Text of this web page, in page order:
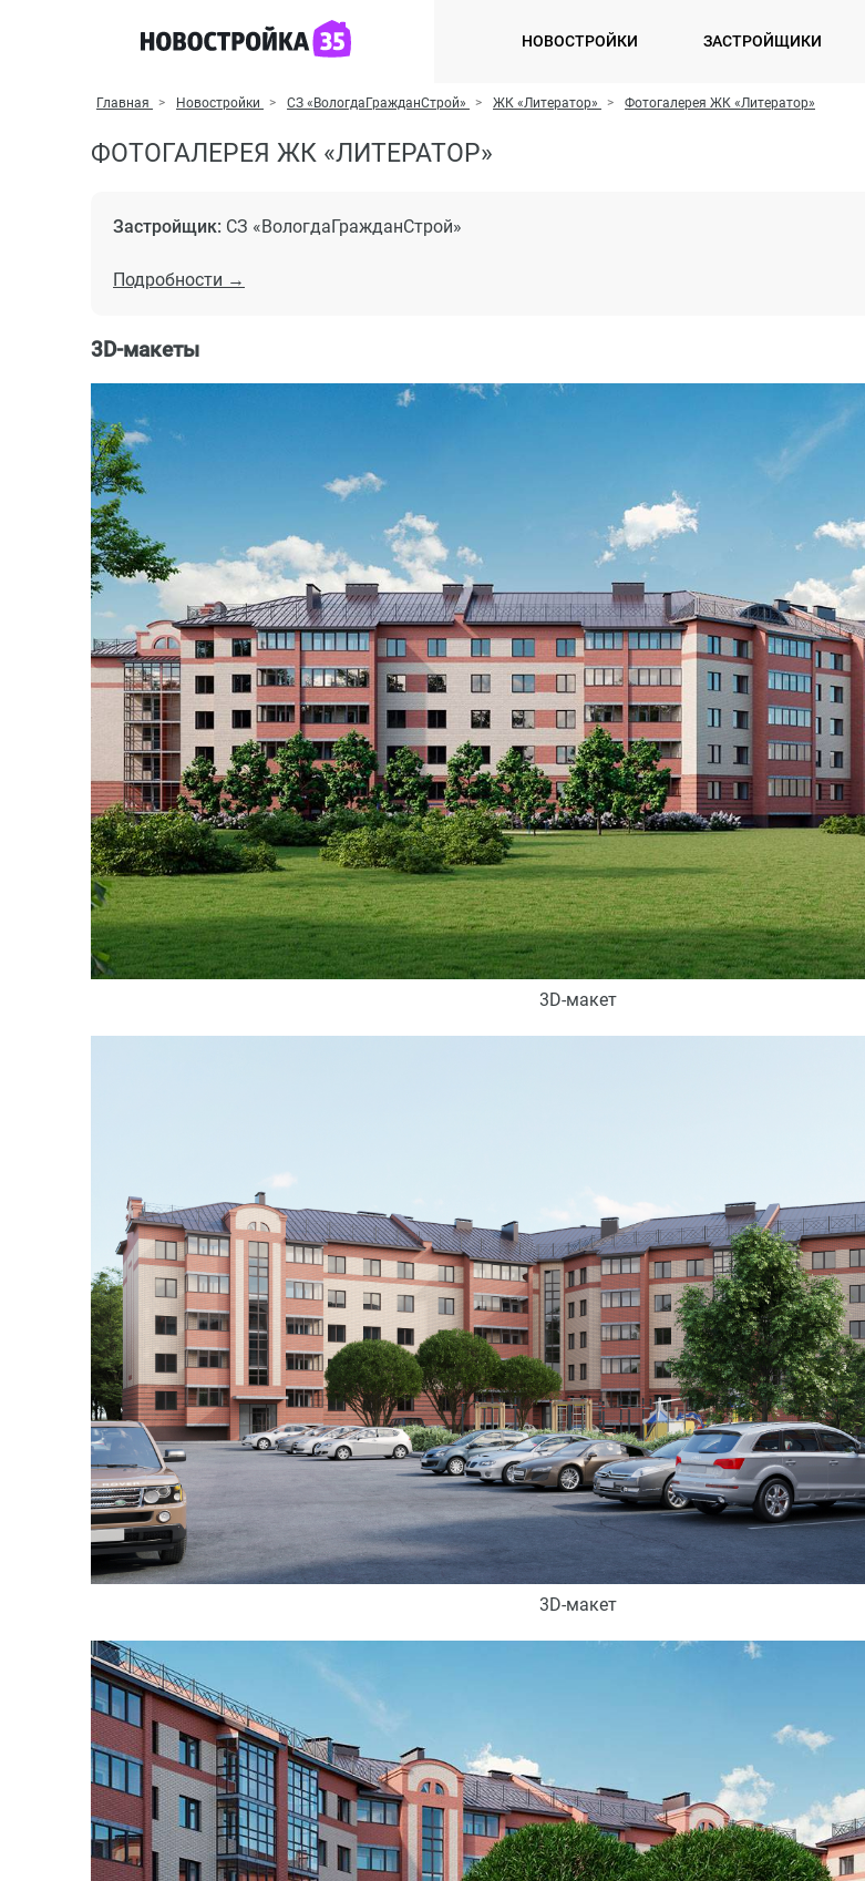
НОВОСТРОЙКИ ЗАСТРОЙЩИКИ
Главная Новостройки СЗ «ВологдаГражданСтрой» ЖК «Литератор» Фотогалерея ЖК «Литератор»
ФОТОГАЛЕРЕЯ ЖК «ЛИТЕРАТОР»
Застройщик: СЗ «ВологдаГражданСтрой»
Подробности →
3D-макеты
3D-макет
3D-макет